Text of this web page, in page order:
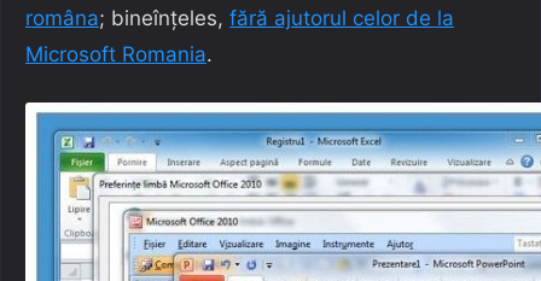
româna; bineînțeles, fără ajutorul celor de la
Microsoft Romania.